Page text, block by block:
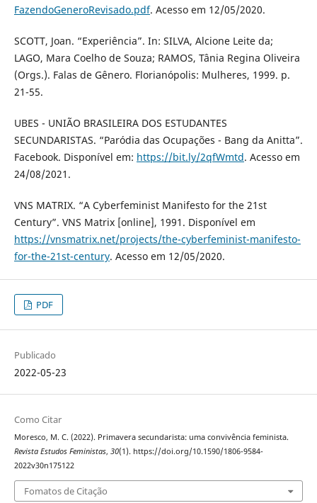
FazendoGeneroRevisado.pdf. Acesso em 12/05/2020.
SCOTT, Joan. “Experiência”. In: SILVA, Alcione Leite da;
LAGO, Mara Coelho de Souza; RAMOS, Tânia Regina Oliveira
(Orgs.). Falas de Gênero. Florianópolis: Mulheres, 1999. p.
21-55.
UBES - UNIÃO BRASILEIRA DOS ESTUDANTES
SECUNDARISTAS. “Paródia das Ocupações - Bang da Anitta”.
Facebook. Disponível em: https://bit.ly/2qfWmtd. Acesso em
24/08/2021.
VNS MATRIX. “A Cyberfeminist Manifesto for the 21st
Century”. VNS Matrix [online], 1991. Disponível em
https://vnsmatrix.net/projects/the-cyberfeminist-manifesto-
for-the-21st-century. Acesso em 12/05/2020.
PDF
Publicado
2022-05-23
Como Citar
Moresco, M. C. (2022). Primavera secundarista: uma convivência feminista.
Revista Estudos Feministas, 30(1). https://doi.org/10.1590/1806-9584-
2022v30n175122
Fomatos de Citação